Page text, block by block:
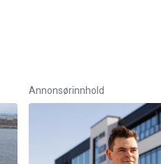
Annonsørinnhold